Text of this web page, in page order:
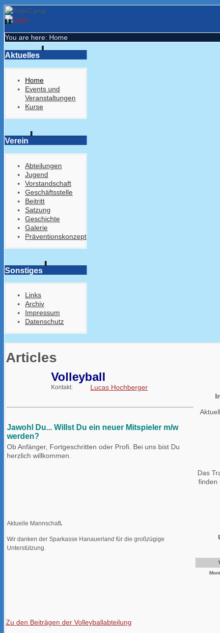
You are here: Home
Aktuelles
Home
Events und
Veranstaltungen
Kurse
Verein
Abteilungen
Jugend
Vorstandschaft
Geschäftsstelle
Beitritt
Satzung
Geschichte
Galerie
Präventionskonzept
Sonstiges
Links
Archiv
Impressum
Datenschutz
Articles
Volleyball
Kontakt: Lucas Hochberger
Jawohl Du... Willst Du ein neuer Mitspieler m/w
werden?
Ob Anfänger, Fortgeschritten oder Profi. Bei uns bist Du
herzlich willkommen.
Aktuelle Mannschaft
Wir danken der Sparkasse Hanauerland für die großzügige
Unterstützung.
Das
finden
Zu den Beiträgen der Volleyballabteilung